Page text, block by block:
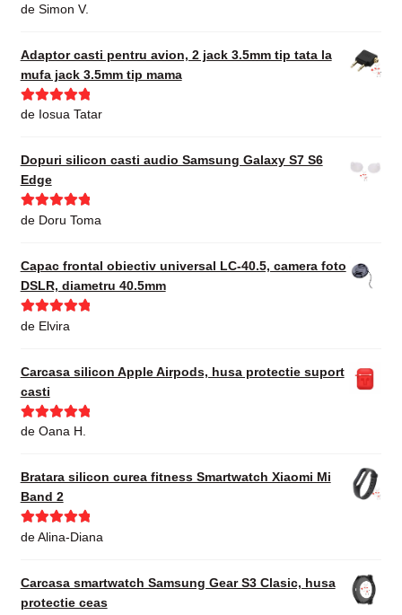
Evaluat la
de Simon V.
Adaptor casti pentru avion, 2 jack 3.5mm tip tata la
mufa jack 3.5mm tip mama
Evaluat la5
de Iosua Tatar
Dopuri silicon casti audio Samsung Galaxy S7 S6
Edge
Evaluat la5
de Doru Toma
Capac frontal obiectiv universal LC-40.5, camera foto
DSLR, diametru 40.5mm
Evaluat la
de Elvira
Carcasa silicon Apple Airpods, husa protectie suport
casti
Evaluat la5
de Oana H.
Bratara silicon curea fitness Smartwatch Xiaomi Mi
Band 2
Evaluat la5
de Alina-Diana
Carcasa smartwatch Samsung Gear S3 Clasic, husa
protectie ceas